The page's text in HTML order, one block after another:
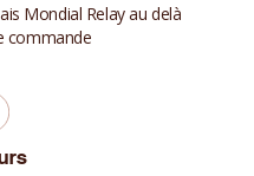
Mondial Relay au delà
commande